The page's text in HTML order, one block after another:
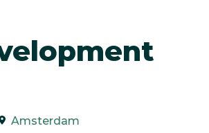
Amsterdam